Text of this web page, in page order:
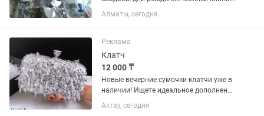
съемки
Алматы, сегодня
Реклама
Клатч
12 000 ₸
Новые вечерние сумочки-клатчи уже в
наличии! Ищете идеальное дополнение
к своему образу? Наши стильные
клатчи станут прекрасным выбором
Актау, сегодня